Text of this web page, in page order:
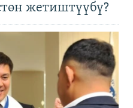
жетиштүүбү?